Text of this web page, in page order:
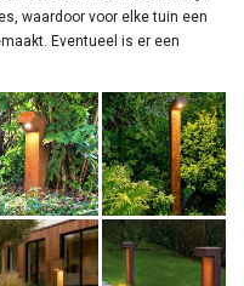
waardoor voor elke tuin een
Eventueel is er een